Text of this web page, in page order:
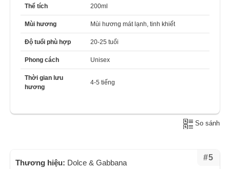
Thể tích 200ml
Mùi hương Mùi hương mát lạnh, tinh khiết
Độ tuổi phù hợp 20-25 tuổi
Phong cách Unisex
Thời gian lưu
hương
4-5 tiếng
So sánh
#5
Thương hiệu: Dolce & Gabbana